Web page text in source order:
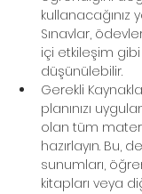
kullanacağınız
Sınavlar,
içi etkileşim
düşünülebilir.
Gerekli
planınızı
olan tüm
hazırlayın. Bu,
sunumları,
kitapları veya